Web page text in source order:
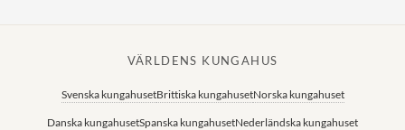
VÄRLDENS KUNGAHUS
Svenska kungahusetBrittiska kungahusetNorska kungahuset
Danska kungahusetSpanska kungahusetNederländska kungahuset